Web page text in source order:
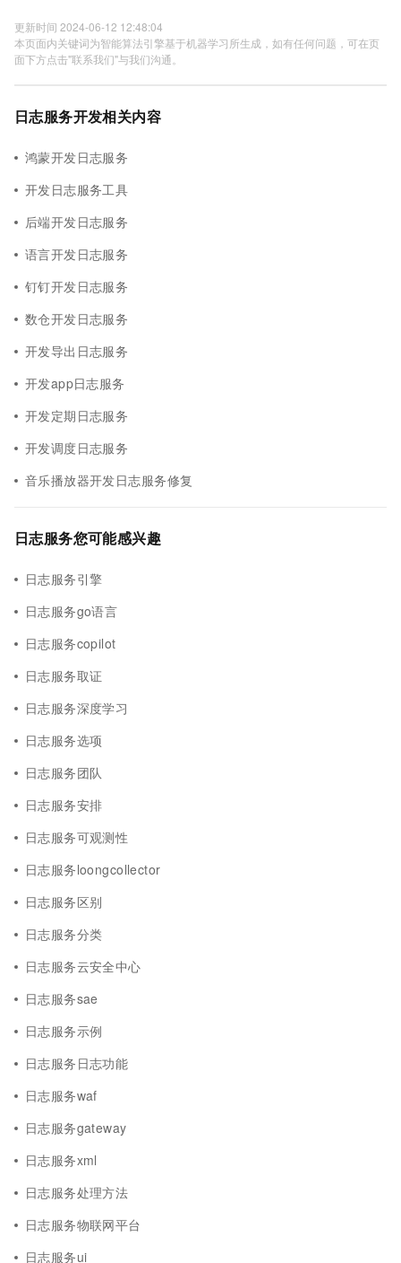
更新时间 2024-06-12 12:48:04
本页面内关键词为智能算法引擎基于机器学习所生成，如有任何问题，可在页
面下方点击"联系我们"与我们沟通。
日志服务开发相关内容
鸿蒙开发日志服务
开发日志服务工具
后端开发日志服务
语言开发日志服务
钉钉开发日志服务
数仓开发日志服务
开发导出日志服务
开发app日志服务
开发定期日志服务
开发调度日志服务
音乐播放器开发日志服务修复
日志服务您可能感兴趣
日志服务引擎
日志服务go语言
日志服务copilot
日志服务取证
日志服务深度学习
日志服务选项
日志服务团队
日志服务安排
日志服务可观测性
日志服务loongcollector
日志服务区别
日志服务分类
日志服务云安全中心
日志服务sae
日志服务示例
日志服务日志功能
日志服务waf
日志服务gateway
日志服务xml
日志服务处理方法
日志服务物联网平台
日志服务ui